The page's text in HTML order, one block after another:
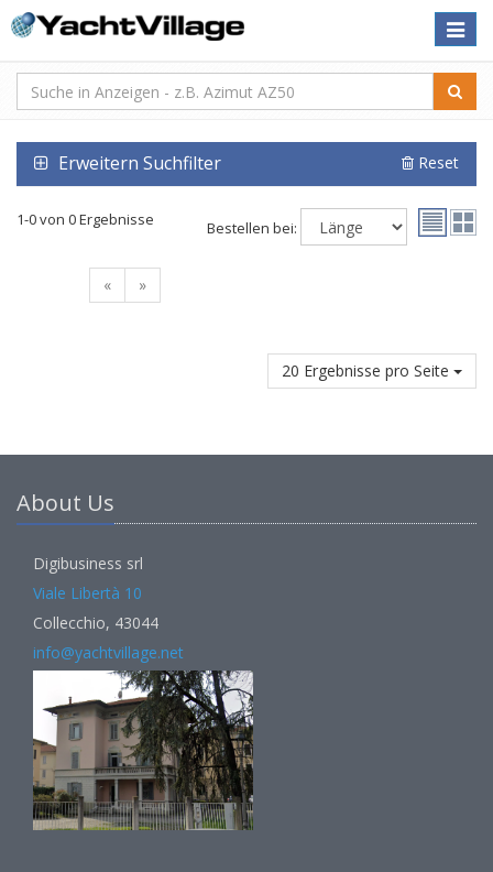
Toggle
Erweitern Suchfilter Reset
1-0 von 0 Ergebnisse Bestellen bei:
« »
20 Ergebnisse pro Seite
About Us
Digibusiness srl
Viale Libertà 10
Collecchio, 43044
info@yachtvillage.net